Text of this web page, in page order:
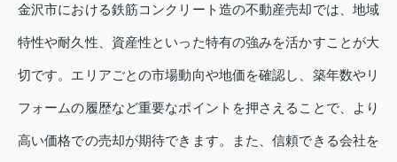
金沢市における鉄筋コンクリート造の不動産売却では、地域
特性や耐久性、資産性といった特有の強みを活かすことが大
切です。エリアごとの市場動向や地価を確認し、築年数やリ
フォームの履歴など重要なポイントを押さえることで、より
高い価格での売却が期待できます。また、信頼できる会社を